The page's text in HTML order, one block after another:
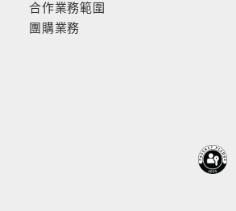
合作業務範圍
團購業務